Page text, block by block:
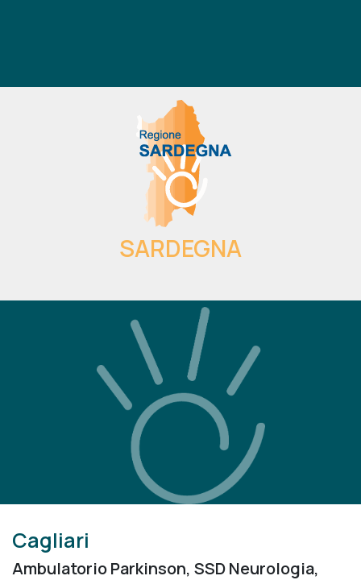
SARDEGNA
Cagliari
Ambulatorio Parkinson, SSD Neurologia,